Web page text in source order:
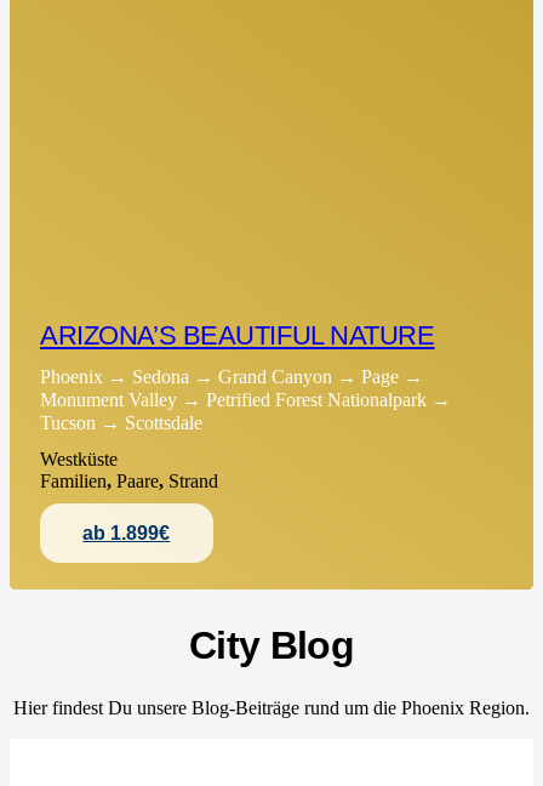
ARIZONA’S BEAUTIFUL NATURE
Phoenix → Sedona → Grand Canyon → Page →
Monument Valley → Petrified Forest Nationalpark →
Tucson → Scottsdale
Westküste
Familien,Paare, Strand
ab 1.899€
City Blog
Hier findest Du unsere Blog-Beiträge rund um die Phoenix Region.